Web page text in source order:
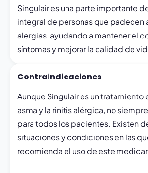
Singulair es una parte importante
integral de personas que padecen
alergias, ayudando a mantener el
síntomas y mejorar la calidad de
Contraindicaciones
Aunque Singulair es un tratamiento
asma y la rinitis alérgica, no
para todos los pacientes. Existen
situaciones y condiciones en las
recomienda el uso de este